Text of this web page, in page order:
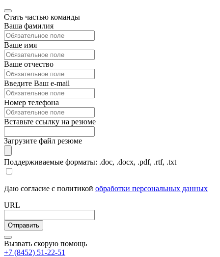
Стать частью команды
Ваша фамилия
Ваше имя
Ваше отчество
Введите Ваш e-mail
Номер телефона
Вставьте ссылку на резюме
Загрузите файл резюме
Поддерживаемые форматы: .doc, .docx, .pdf, .rtf, .txt
Даю согласие с политикой обработки персональных данных
URL
Вызвать скорую помощь
+7 (8452) 51-22-51